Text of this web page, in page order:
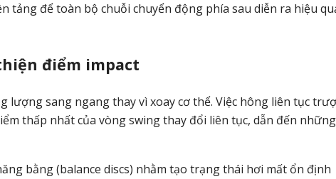
tảng để toàn bộ chuỗi chuyển động phía sau diễn ra hiệu
điểm impact
lượng sang ngang thay vì xoay cơ thể. Việc hông liên tục
thấp nhất của vòng swing thay đổi liên tục, dẫn đến
bằng (balance discs) nhằm tạo trạng thái hơi mất ổn định